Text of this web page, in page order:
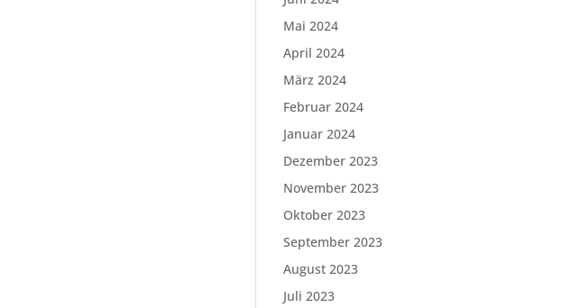
Mai 2024
April 2024
März 2024
Februar 2024
Januar 2024
Dezember 2023
November 2023
Oktober 2023
September 2023
August 2023
Juli 2023